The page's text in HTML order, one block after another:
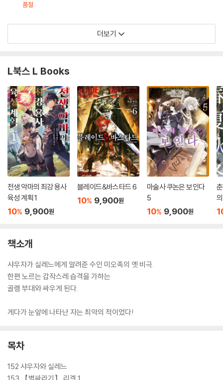
품절
더보기
L북스 L Books
전생 악마의 최강 용사
육성 계획 1
10% 9,900원
블레이드&바스타드 6
10% 9,900원
마술사 쿠논은 보인다
5
10% 9,900원
책소개
샤우자가 실레느에게 알려준 수인 미오족의 옛 비극.
한편 노르는 갑작스레 습격을 가하는
골렘 부대와 싸우게 된다.
게다가 눈앞에 나타난 자는 최악의 적이었다!
목차
152 샤우자와 실레느